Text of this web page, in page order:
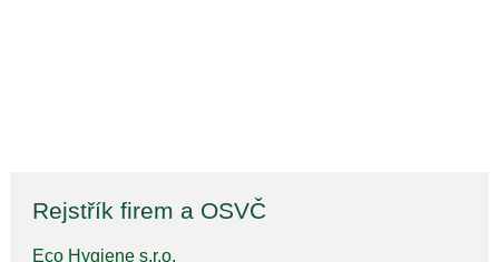
Rejstřík firem a OSVČ
Eco Hygiene s.r.o.